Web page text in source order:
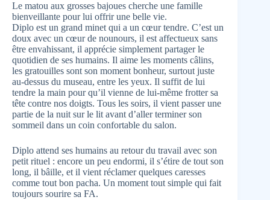
Le matou aux grosses bajoues cherche une famille
bienveillante pour lui offrir une belle vie.
Diplo est un grand minet qui a un cœur tendre. C’est un
doux avec un cœur de nounours, il est affectueux sans
être envahissant, il apprécie simplement partager le
quotidien de ses humains. Il aime les moments câlins,
les gratouilles sont son moment bonheur, surtout juste
au-dessus du museau, entre les yeux. Il suffit de lui
tendre la main pour qu’il vienne de lui-même frotter sa
tête contre nos doigts. Tous les soirs, il vient passer une
partie de la nuit sur le lit avant d’aller terminer son
sommeil dans un coin confortable du salon.
Diplo attend ses humains au retour du travail avec son
petit rituel : encore un peu endormi, il s’étire de tout son
long, il bâille, et il vient réclamer quelques caresses
comme tout bon pacha. Un moment tout simple qui fait
toujours sourire sa FA.